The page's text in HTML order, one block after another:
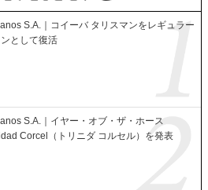
S.A.｜コイーバ タリスマンをレギュラー
として復活
S.A.｜イヤー・オブ・ザ・ホース
Corcel（トリニダ コルセル）を発表